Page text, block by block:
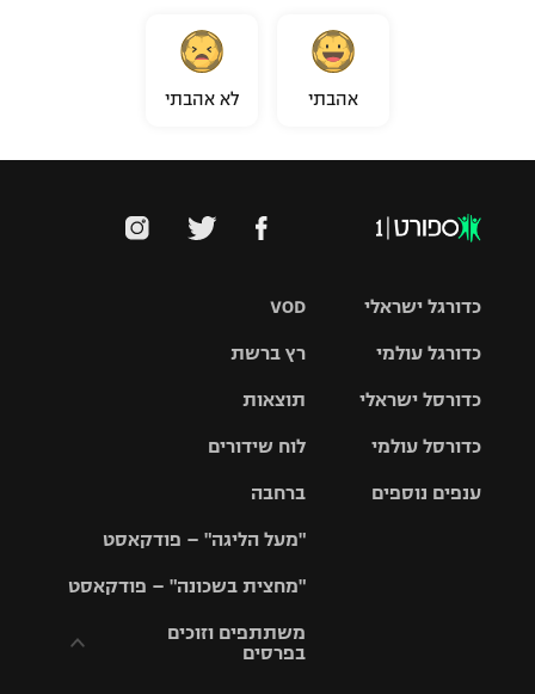
אהבתי לא אהבתי
VOD
רץ ברשת
תוצאות
לוח שידורים
ברחבה
"מעל הליגה" – פודקאסט
"מחצית בשכונה" – פודקאסט
משתתפים וזוכים
בפרסים
כדורגל ישראלי
גביע הטוטו
כדורגל עולמי
האלופות
ליגה
כדורסל ישראלי
סל
כדורסל עולמי
ענפים נוספים